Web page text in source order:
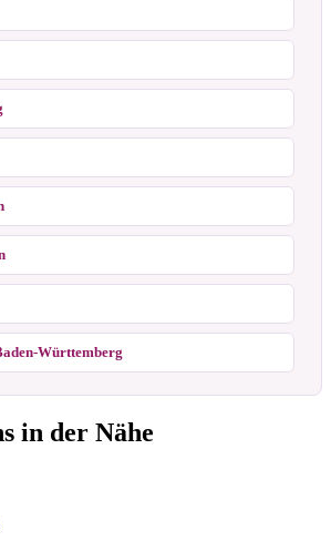
Württemberg
in der Nähe